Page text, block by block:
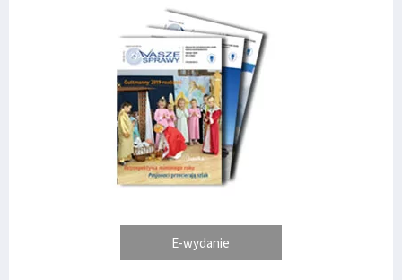
E-wydanie